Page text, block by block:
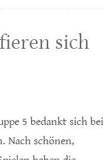
sich
5 bedankt sich bei
Nach schönen,